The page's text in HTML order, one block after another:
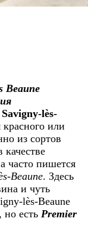
lès-
или
из сортов
качестве
часто пишется
Beaune. Здесь
и чуть
lès-Beaune
, но есть Premier